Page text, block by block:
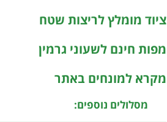
ציוד מומלץ לריצות שטח
מפות חינם לשעוני גרמין
מקרא למונחים באתר
מסלולים נוספים: